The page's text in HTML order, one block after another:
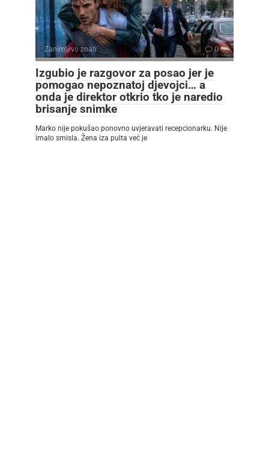
Zanimljivo znati 0
Izgubio je razgovor za posao jer je
pomogao nepoznatoj djevojci… a
onda je direktor otkrio tko je naredio
brisanje snimke
Marko nije pokušao ponovno uvjeravati recepcionarku. Nije
imalo smisla. Žena iza pulta već je